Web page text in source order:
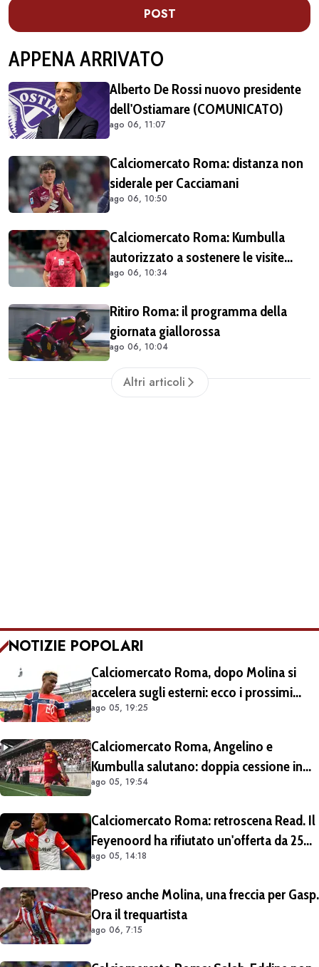
POST
APPENA ARRIVATO
Alberto De Rossi nuovo presidente
dell'Ostiamare (COMUNICATO)
ago 06, 11:07
Calciomercato Roma: distanza non
siderale per Cacciamani
ago 06, 10:50
Calciomercato Roma: Kumbulla
autorizzato a sostenere le visite
mediche col Rayo
ago 06, 10:34
Ritiro Roma: il programma della
giornata giallorossa
ago 06, 10:04
Altri articoli
NOTIZIE POPOLARI
Calciomercato Roma, dopo Molina si
accelera sugli esterni: ecco i prossimi
obiettivi
ago 05, 19:25
Calciomercato Roma, Angelino e
Kumbulla salutano: doppia cessione in
Spagna
ago 05, 19:54
Calciomercato Roma: retroscena Read. Il
Feyenoord ha rifiutato un'offerta da 25
milioni di euro più 4 di bonus
ago 05, 14:18
Preso anche Molina, una freccia per Gasp.
Ora il trequartista
ago 06, 7:15